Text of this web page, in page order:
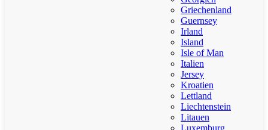
Griechenland
Guernsey
Irland
Island
Isle of Man
Italien
Jersey
Kroatien
Lettland
Liechtenstein
Litauen
Luxemburg